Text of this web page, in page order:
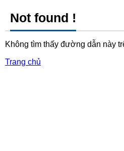
Not found !
Không tìm thấy đường dẫn này
Trang chủ